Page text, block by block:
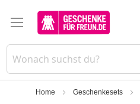
Home Geschenkesets